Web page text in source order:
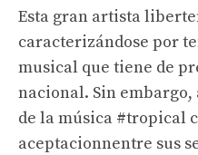
Esta gran artista
caracterizándose por
musical que tiene de
nacional. Sin
de la música #tropical
aceptacionnentre sus